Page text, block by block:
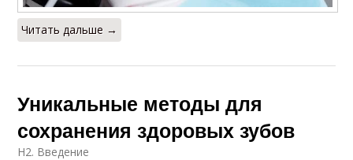
Читать дальше →
Уникальные методы для
сохранения здоровых зубов
H2. Введение